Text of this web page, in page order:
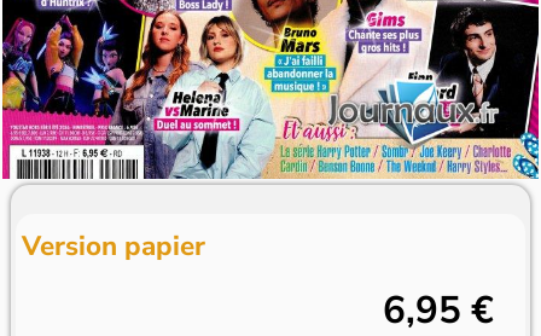
Version papier
6,95 €